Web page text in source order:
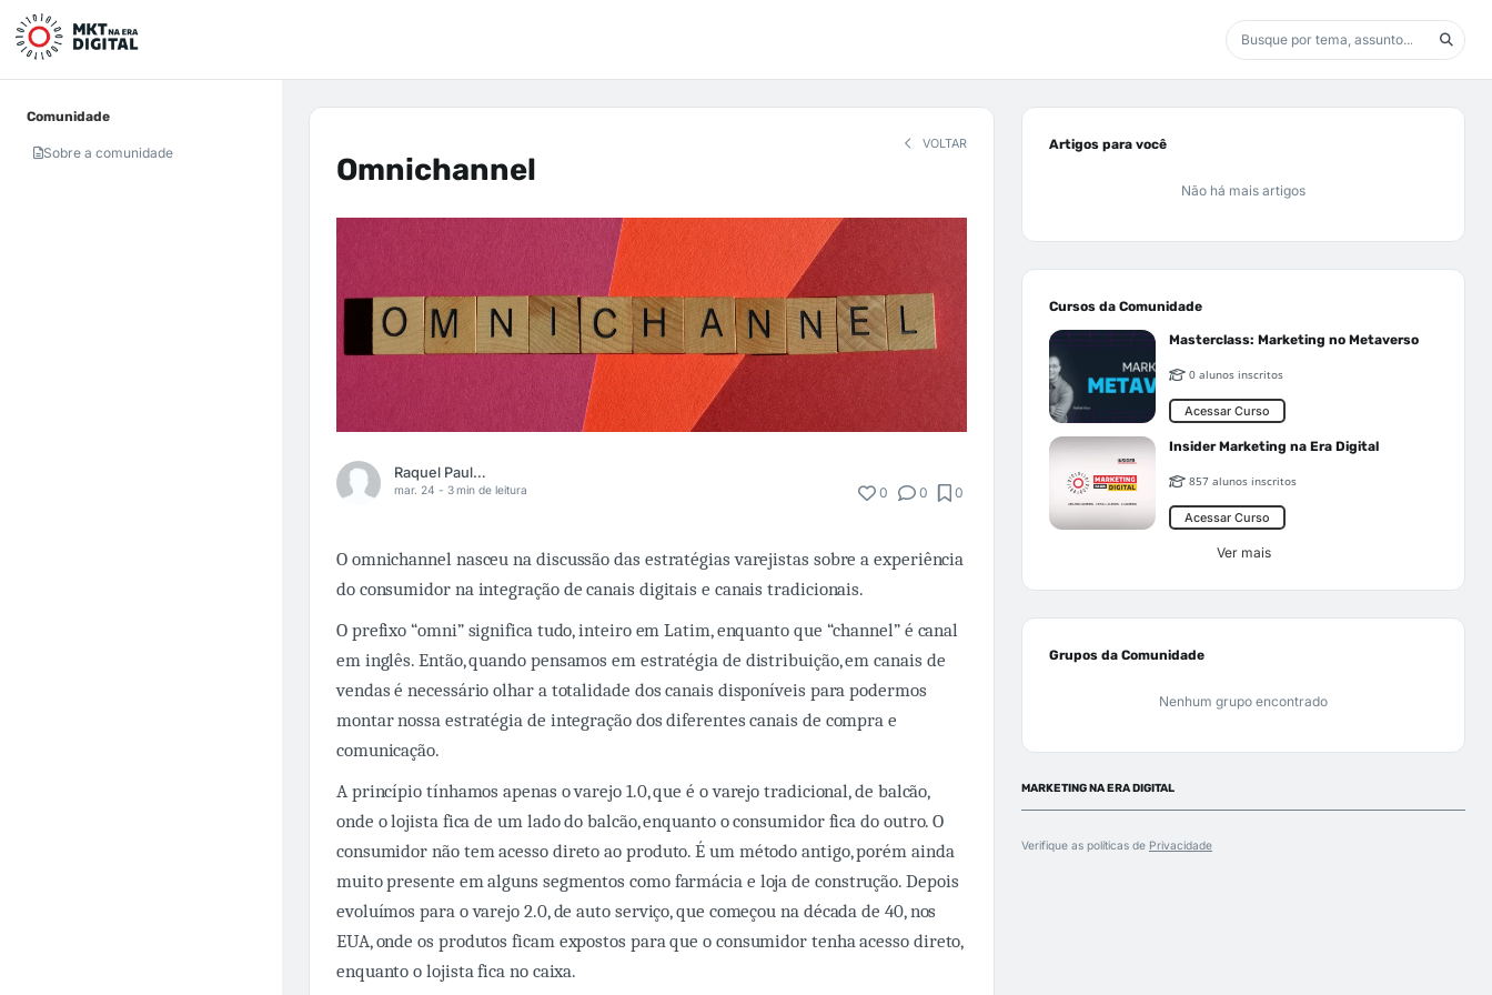
Comunidade
Sobre a comunidade
VOLTAR
Omnichannel
Raquel Paula Daneluz
mar. 24 - 3 min de leitura 0 0 0
O omnichannel nasceu na discussão das estratégias varejistas sobre a experiência
do consumidor na integração de canais digitais e canais tradicionais.
O prefixo “omni” significa tudo, inteiro em Latim, enquanto que “channel” é canal
em inglês. Então, quando pensamos em estratégia de distribuição, em canais de
vendas é necessário olhar a totalidade dos canais disponíveis para podermos
montar nossa estratégia de integração dos diferentes canais de compra e
comunicação.
A princípio tínhamos apenas o varejo 1.0, que é o varejo tradicional, de balcão,
onde o lojista fica de um lado do balcão, enquanto o consumidor fica do outro. O
consumidor não tem acesso direto ao produto. É um método antigo, porém ainda
muito presente em alguns segmentos como farmácia e loja de construção. Depois
evoluímos para o varejo 2.0, de auto serviço, que começou na década de 40, nos
EUA, onde os produtos ficam expostos para que o consumidor tenha acesso direto,
enquanto o lojista fica no caixa.
Artigos para você
Não há mais artigos
Cursos da Comunidade
Masterclass: Marketing no Metaverso
0 alunos inscritos
Acessar Curso
Insider Marketing na Era Digital
857 alunos inscritos
Acessar Curso
Ver mais
Grupos da Comunidade
Nenhum grupo encontrado
MARKETING NA ERA DIGITAL
Verifique as políticas de Privacidade